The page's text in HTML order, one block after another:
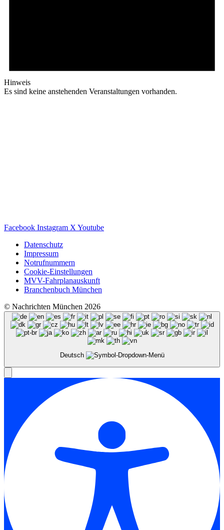
Hinweis
Es sind keine anstehenden Veranstaltungen vorhanden.
Facebook Instagram X Youtube
Datenschutz
Impressum
Notrufnummern
Cookie-Einstellungen
MVV-Fahrplanauskunft
Branchenbuch München
© Nachrichten München 2026
Deutsch